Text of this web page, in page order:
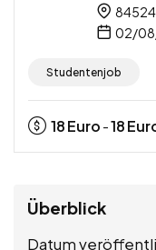
84524
02/
Studentenjob
18Euro -18
Überblick
Datum